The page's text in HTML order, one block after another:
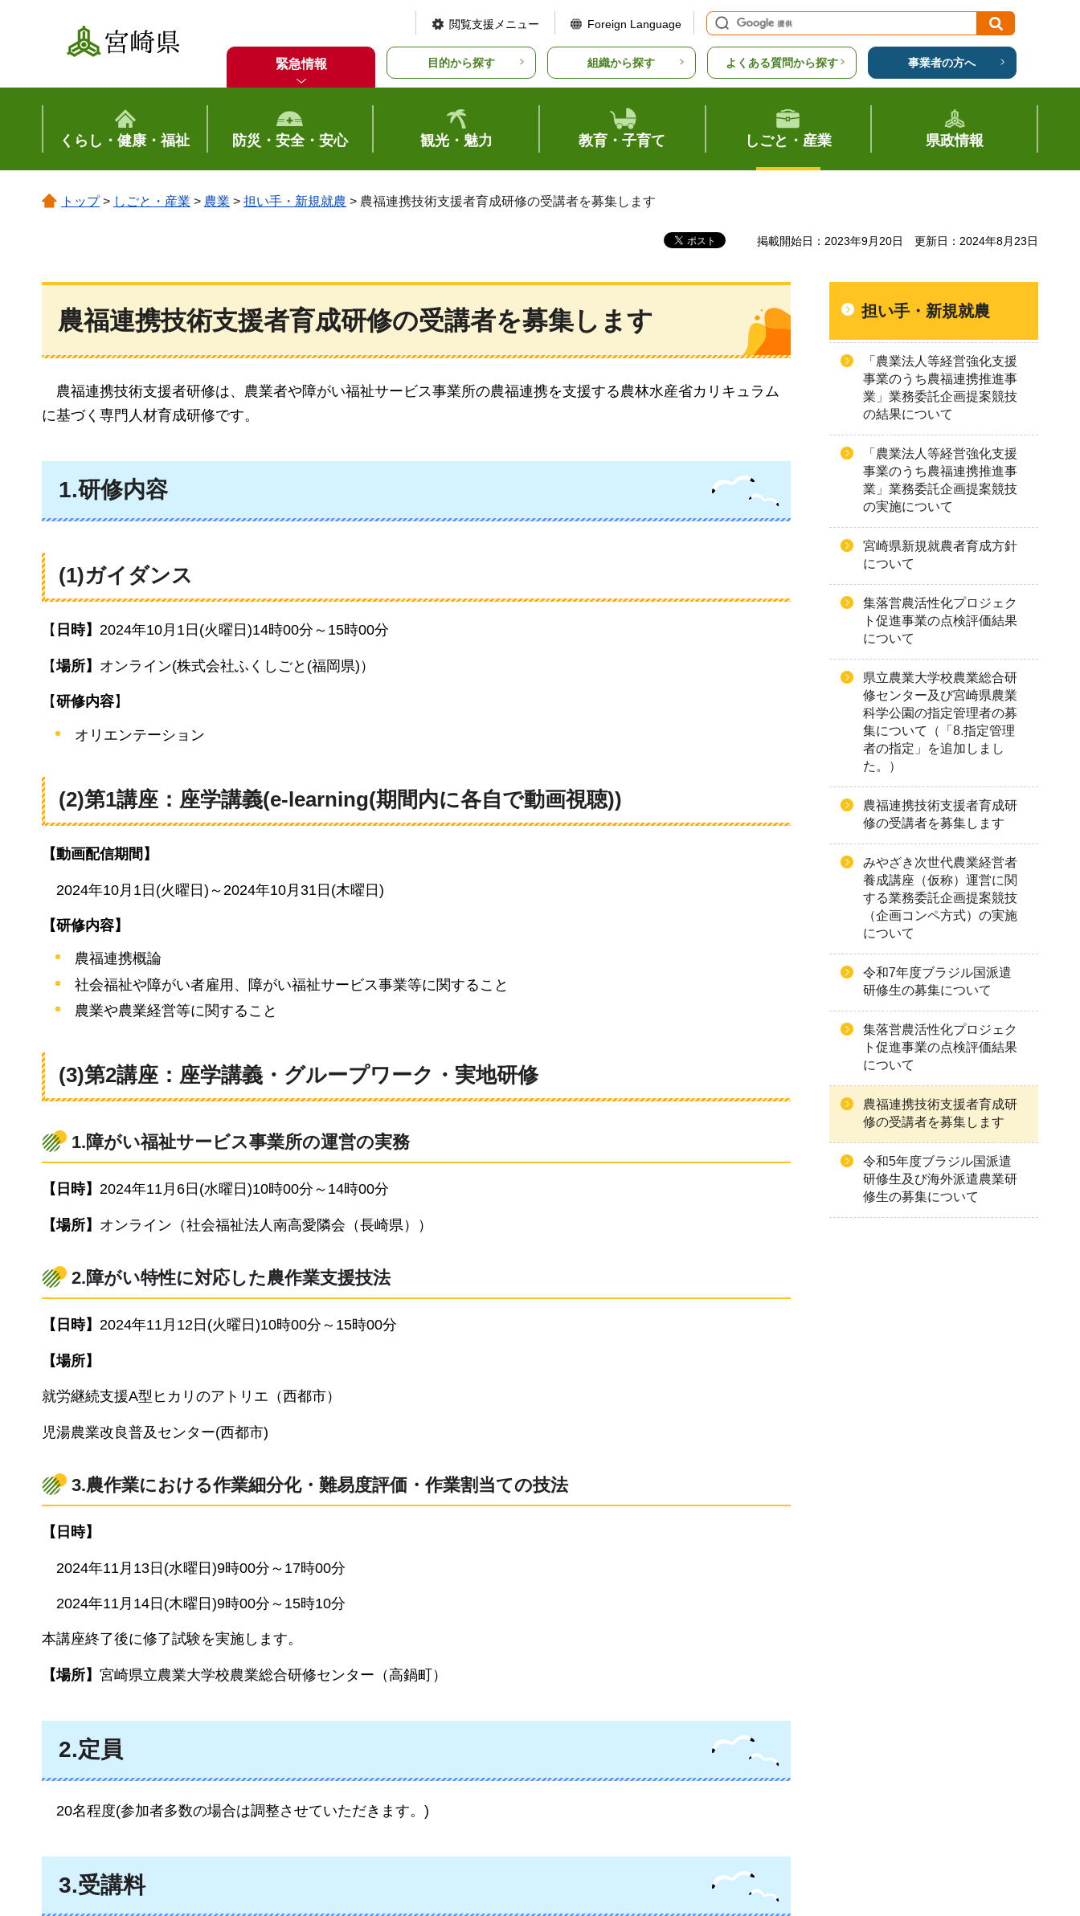
宮崎県
閲覧支援メニュー Foreign Language
緊急情報 目的から探す 組織から探す よくある質問から探す 事業者の方へ
くらし・健康・福祉 防災・安全・安心 観光・魅力 教育・子育て しごと・産業 県政情報
トップ> しごと・産業 > 農業 > 担い手・新規就農 > 農福連携技術支援者育成研修の受講者を募集します
掲載開始日：2023年9月20日 更新日：2024年8月23日
農福連携技術支援者育成研修の受講者を募集します
農福連携技術支援者研修は、農業者や障がい福祉サービス事業所の農福連携を支援する農林水産省カリキュラム
に基づく専門人材育成研修です。
1.研修内容
(1)ガイダンス
【 日時】 2024年10月1日(火曜日)14時00分～15時00分
【場所】 オンライン(株式会社ふくしごと(福岡県)）
【研修内容】
オリエンテーション
(2)第1講座：座学講義(e-learning(期間内に各自で動画視聴))
【動画配信期間】
2024年10月1日(火曜日)～2024年10月31日(木曜日)
【研修内容】
農福連携概論
社会福祉や障がい者雇用、障がい福祉サービス事業等に関すること
農業や農業経営等に関すること
(3)第2講座：座学講義・グループワーク・実地研修
1.障がい福祉サービス事業所の運営の実務
【日時】 2024年11月6日(水曜日)10時00分～14時00分
【場所】 オンライン（社会福祉法人南高愛隣会（長崎県））
2.障がい特性に対応した農作業支援技法
【日時】 2024年11月12日(火曜日)10時00分～15時00分
【場所】
就労継続支援A型ヒカリのアトリエ（西都市）
児湯農業改良普及センター(西都市)
3.農作業における作業細分化・難易度評価・作業割当ての技法
【日時】
2024年11月13日(水曜日)9時00分～17時00分
2024年11月14日(木曜日)9時00分～15時10分
本講座終了後に修了試験を実施します。
【場所】 宮崎県立農業大学校農業総合研修センター（高鍋町）
2.定員
20名程度(参加者多数の場合は調整させていただきます。)
3.受講料
担い手・新規就農
「農業法人等経営強化支援
事業のうち農福連携推進事
業」業務委託企画提案競技
の結果について
「農業法人等経営強化支援
事業のうち農福連携推進事
業」業務委託企画提案競技
の実施について
宮崎県新規就農者育成方針
について
集落営農活性化プロジェク
ト促進事業の点検評価結果
について
県立農業大学校農業総合研
修センター及び宮崎県農業
科学公園の指定管理者の募
集について（「8.指定管理
者の指定」を追加しまし
た。）
農福連携技術支援者育成研
修の受講者を募集します
みやざき次世代農業経営者
養成講座（仮称）運営に関
する業務委託企画提案競技
（企画コンペ方式）の実施
について
令和7年度ブラジル国派遣
研修生の募集について
集落営農活性化プロジェク
ト促進事業の点検評価結果
について
農福連携技術支援者育成研
修の受講者を募集します
令和5年度ブラジル国派遣
研修生及び海外派遣農業研
修生の募集について